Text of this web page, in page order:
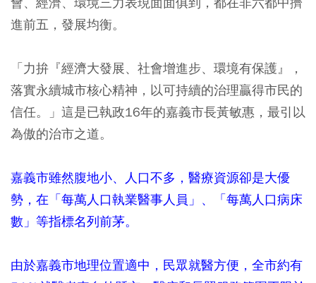
進前五，發展均衡。
「力拚『經濟大發展、社會增進步、環境有保護』，
落實永續城市核心精神，以可持續的治理贏得市民的
信任。」這是已執政16年的嘉義市長黃敏惠，最引以
為傲的治市之道。
嘉義市雖然腹地小、人口不多，醫療資源卻是大優
勢，在「每萬人口執業醫事人員」、「每萬人口病床
數」等指標名列前茅。
由於嘉義市地理位置適中，民眾就醫方便，全市約有